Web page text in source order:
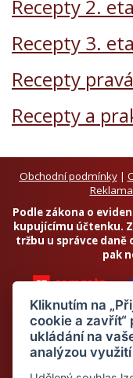
Recepty 2.
Recepty 3.
Recepty
Recepty a
Obchodní podmínky|
Podle zákona o
kupujícímu účtenku.
tržbu u správce
pak
Chci
Kliknutím na
cookie a zavřít“
ukládání na
analýzou